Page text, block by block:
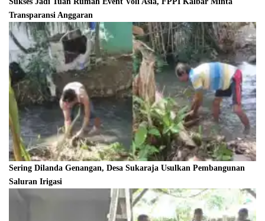
Transparansi Anggaran
Sering Dilanda Genangan, Desa Sukaraja Usulkan Pembangunan
Saluran Irigasi